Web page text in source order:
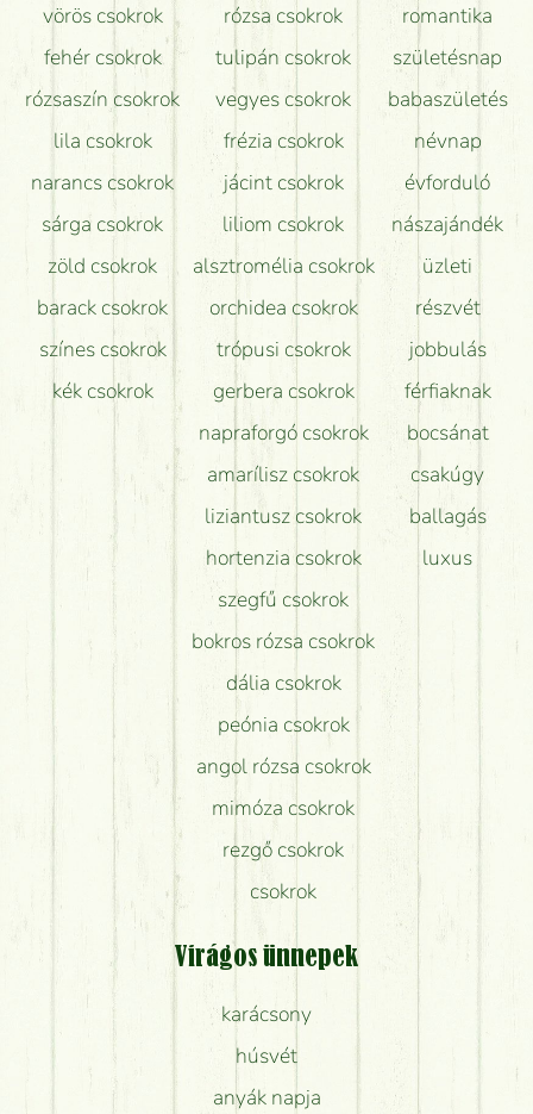
Hogy marad a lehető legtovább friss a csokor?
Tudok adventi koszorút vásárolni boltban?
vörös csokrok
fehér csokrok
rózsaszín csokrok
lila csokrok
narancs csokrok
sárga csokrok
zöld csokrok
barack csokrok
színes csokrok
kék csokrok
rózsa csokrok
tulipán csokrok
vegyes csokrok
frézia csokrok
jácint csokrok
liliom csokrok
alsztromélia csokrok
orchidea csokrok
trópusi csokrok
gerbera csokrok
napraforgó csokrok
amarílisz csokrok
liziantusz csokrok
hortenzia csokrok
szegfű csokrok
bokros rózsa csokrok
dália csokrok
peónia csokrok
angol rózsa csokrok
mimóza csokrok
rezgő csokrok
csokrok
romantika
születésnap
babaszületés
névnap
évforduló
nászajándék
üzleti
részvét
jobbulás
férfiaknak
bocsánat
csakúgy
ballagás
luxus
Virágos ünnepek
karácsony
húsvét
anyák napja